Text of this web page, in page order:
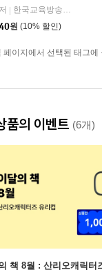
한국교육방송공사
원 (10% 할인)
페이지에서 선택된 태그
품의 이벤트 (6개)
책 8월 : 산리오캐릭터